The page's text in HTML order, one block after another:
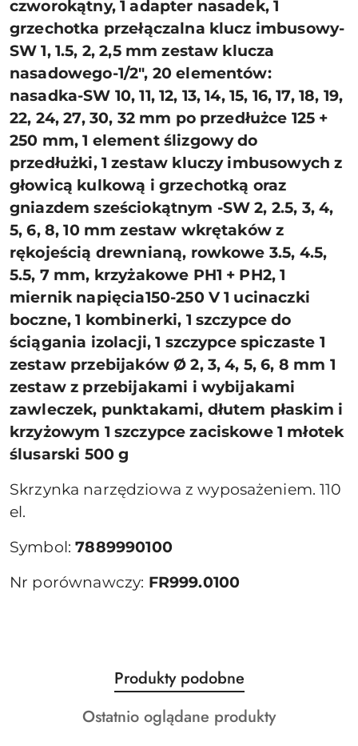
czworokątny, 1 adapter nasadek, 1
grzechotka przełączalna klucz imbusowy-
SW 1, 1.5, 2, 2,5 mm zestaw klucza
nasadowego-1/2", 20 elementów:
nasadka-SW 10, 11, 12, 13, 14, 15, 16, 17, 18, 19,
22, 24, 27, 30, 32 mm po przedłużce 125 +
250 mm, 1 element ślizgowy do
przedłużki, 1 zestaw kluczy imbusowych z
głowicą kulkową i grzechotką oraz
gniazdem sześciokątnym -SW 2, 2.5, 3, 4,
5, 6, 8, 10 mm zestaw wkrętaków z
rękojeścią drewnianą, rowkowe 3.5, 4.5,
5.5, 7 mm, krzyżakowe PH1 + PH2, 1
miernik napięcia150-250 V 1 ucinaczki
boczne, 1 kombinerki, 1 szczypce do
ściągania izolacji, 1 szczypce spiczaste 1
zestaw przebijaków Ø 2, 3, 4, 5, 6, 8 mm 1
zestaw z przebijakami i wybijakami
zawleczek, punktakami, dłutem płaskim i
krzyżowym 1 szczypce zaciskowe 1 młotek
ślusarski 500 g
Skrzynka narzędziowa z wyposażeniem. 110
el.
Symbol:7889990100
Nr porównawczy: FR999.0100
Pomiń karuzelę produktów
Produkty
o
statusie:
Produkty podobne
Produkty
Ostatnio oglądane produkty